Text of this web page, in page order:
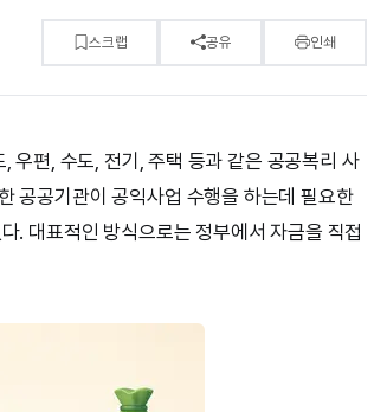
스크랩 공유 인쇄
우편, 수도, 전기, 주택 등과 같은 공공복리 사
공공기관이 공익사업 수행을 하는데 필요한
. 대표적인 방식으로는 정부에서 자금을 직접